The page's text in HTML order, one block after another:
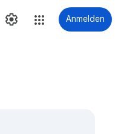
Anmelden